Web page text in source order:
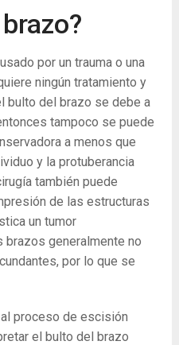
por un trauma o una
ningún tratamiento y
bulto del brazo se debe a
tampoco se puede
a menos que
y la protuberancia
también puede
de las estructuras
un tumor
generalmente no
por lo que se
proceso de escisión
el bulto del brazo